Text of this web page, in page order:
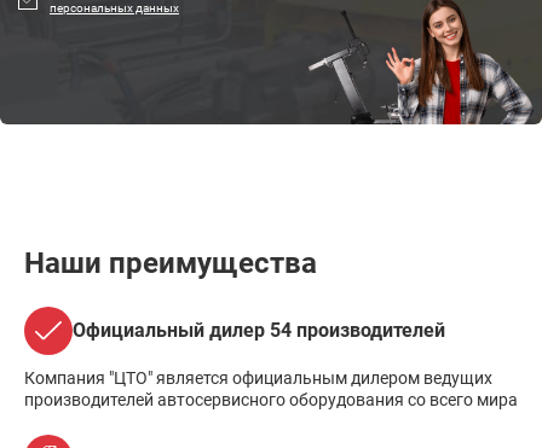
персональных данных
Наши преимущества
Официальный дилер 54 производителей
Компания "ЦТО" является официальным дилером ведущих
производителей автосервисного оборудования со всего мира